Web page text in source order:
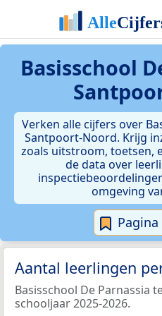
Basisschool
Verken alle cijfers over
Santpoort-Noord. Krijg
zoals uitstroom, toetsen,
de data over
omgeving
Aantal leerlingen
Basisschool De Parnassia
schooljaar 2025-2026.